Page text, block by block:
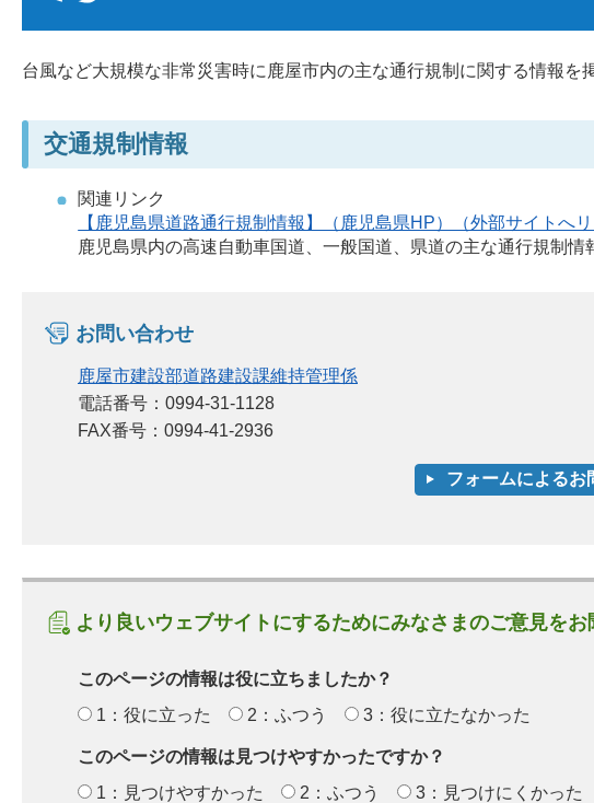
台風など大規模な非常災害時に鹿屋市内の主な通行規制に関する情報を
交通規制情報
関連リンク
【鹿児島県道路通行規制情報】（鹿児島県HP）（外部サイトへ
鹿児島県内の高速自動車国道、一般国道、県道の主な通行規制情
お問い合わせ
鹿屋市建設部道路建設課維持管理係
電話番号：0994-31-1128
FAX番号：0994-41-2936
より良いウェブサイトにするためにみなさまのご意見を
このページの情報は役に立ちましたか？
1：役に立った
2：ふつう 3：役に立たなかった
このページの情報は見つけやすかったですか？
1：見つけやすかった
2：ふつう 3：見つけにくかった